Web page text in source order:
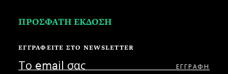
ΠΡΟΣΦΑΤΗ ΕΚΔΟΣΗ
ΕΓΓΡΑΦΕΙΤΕ ΣΤΟ NEWSLETTER